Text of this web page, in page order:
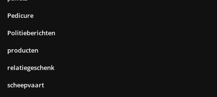
Pedicure
Politieberichten
producten
relatiegeschenk
scheepvaart